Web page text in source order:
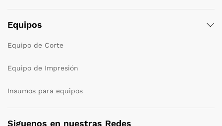
Equipos
Equipo de Corte
Equipo de Impresión
Insumos para equipos
Siguenos en nuestras Redes